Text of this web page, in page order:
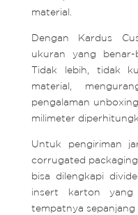
material.
Dengan Kardus
ukuran yang
Tidak lebih, tidak
material,
pengalaman
milimeter
Untuk pengiriman
corrugated
bisa dilengkapi
insert karton yang
tempatnya sepanjang